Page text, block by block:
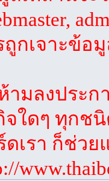
ถูกเจาะข้อ
ามลงประ
จใดๆ ทุกช
ดเรา ก็ช่วย